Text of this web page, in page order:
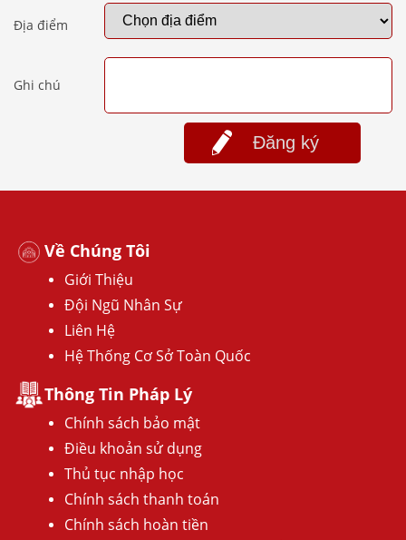
Địa điểm
Ghi chú
Đăng ký
Về Chúng Tôi
Giới Thiệu
Đội Ngũ Nhân Sự
Liên Hệ
Hệ Thống Cơ Sở Toàn Quốc
Thông Tin Pháp Lý
Chính sách bảo mật
Điều khoản sử dụng
Thủ tục nhập học
Chính sách thanh toán
Chính sách hoàn tiền